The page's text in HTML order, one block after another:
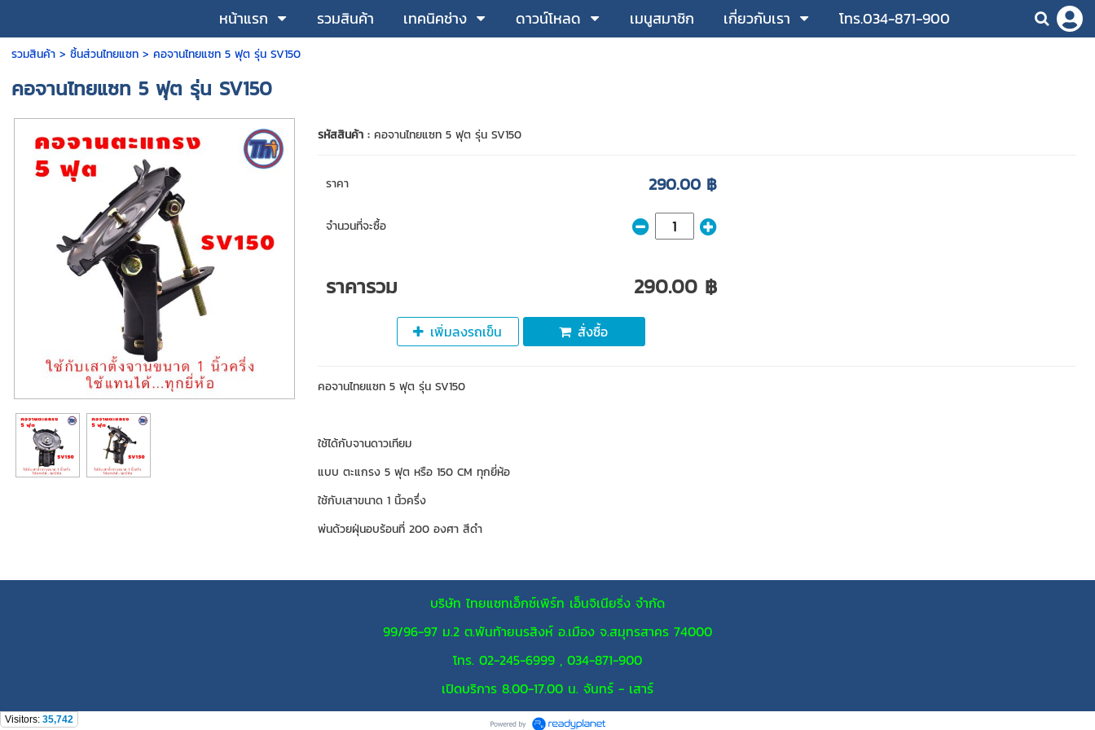
หน้าแรก รวมสินค้า เทคนิคช่าง ดาวน์โหลด เมนูสมาชิก เกี่ยวกับเรา โทร.034-871-900
รวมสินค้า> ชิ้นส่วนไทยแซท> คอจานไทยแซท 5 ฟุต รุ่น SV150
คอจานไทยแซท 5 ฟุต รุ่น SV150
รหัสสินค้า : คอจานไทยแซท 5 ฟุต รุ่น SV150
ราคา 290.00 ฿
จำนวนที่จะซื้อ
ราคารวม 290.00 ฿
เพิ่มลงรถเข็น สั่งซื้อ
คอจานไทยแซท 5 ฟุต รุ่น SV150
ใช้ได้กับจานดาวเทียม
แบบ ตะแกรง 5 ฟุต หรือ 150 CM ทุกยี่ห้อ
ใช้กับเสาขนาด 1 นิ้วครึ่ง
พ่นด้วยฝุ่นอบร้อนที่ 200 องศา สีดำ
บริษัท ไทยแซทเอ็กซ์เพิร์ท เอ็นจิเนียริ่ง จำกัด
99/96-97 ม.2 ต.พันท้ายนรสิงห์ อ.เมือง จ.สมุทรสาคร 74000
โทร. 02-245-6999 , 034-871-900
เปิดบริการ 8.00-17.00 น. จันทร์ - เสาร์
Visitors: 35,742